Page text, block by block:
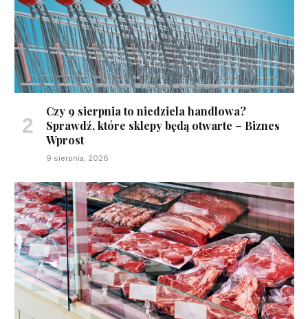
Czy 9 sierpnia to niedziela handlowa?
Sprawdź, które sklepy będą otwarte – Biznes
Wprost
9 sierpnia, 2026